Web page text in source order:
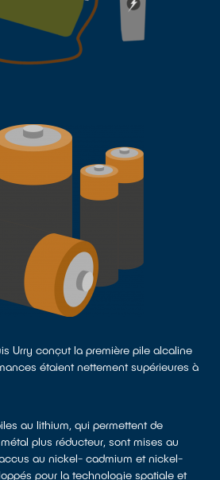
Urry conçut la première pile alcaline
étaient nettement supérieures à
au lithium, qui permettent de
plus réducteur, sont mises au
au nickel- cadmium et nickel-
pour la technologie spatiale et